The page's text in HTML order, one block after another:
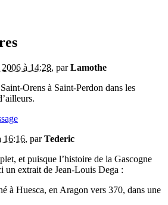
à 14:28, parLamothe
Orens à Saint-Perdon dans les
16:16, parTederic
et puisque l’histoire de la Gascogne
un extrait de Jean-Louis Dega :
à Huesca, en Aragon vers 370, dans une